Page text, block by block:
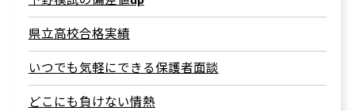
県立高校合格実績
いつでも気軽にできる保護者面談
どこにも負けない情熱